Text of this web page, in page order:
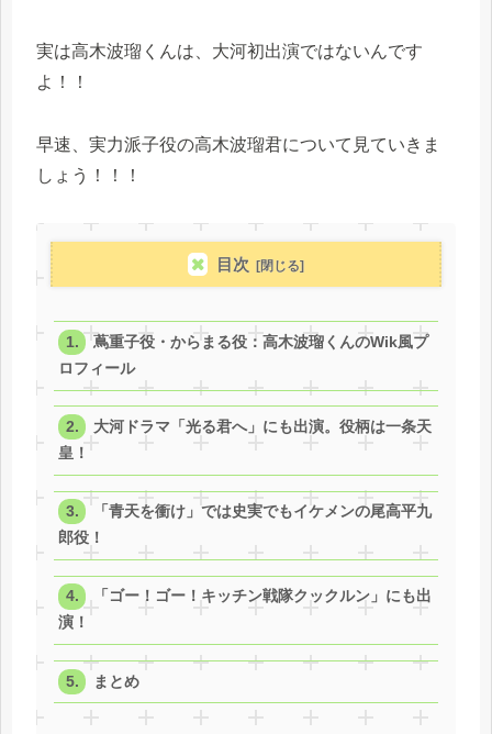
実は高木波瑠くんは、大河初出演ではないんです
よ！！
早速、実力派子役の高木波瑠君について見ていきま
しょう！！！
目次
蔦重子役・からまる役：高木波瑠くんのWik風プ
ロフィール
大河ドラマ「光る君へ」にも出演。役柄は一条天
皇！
「青天を衝け」では史実でもイケメンの尾高平九
郎役！
「ゴー！ゴー！キッチン戦隊クックルン」にも出
演！
まとめ